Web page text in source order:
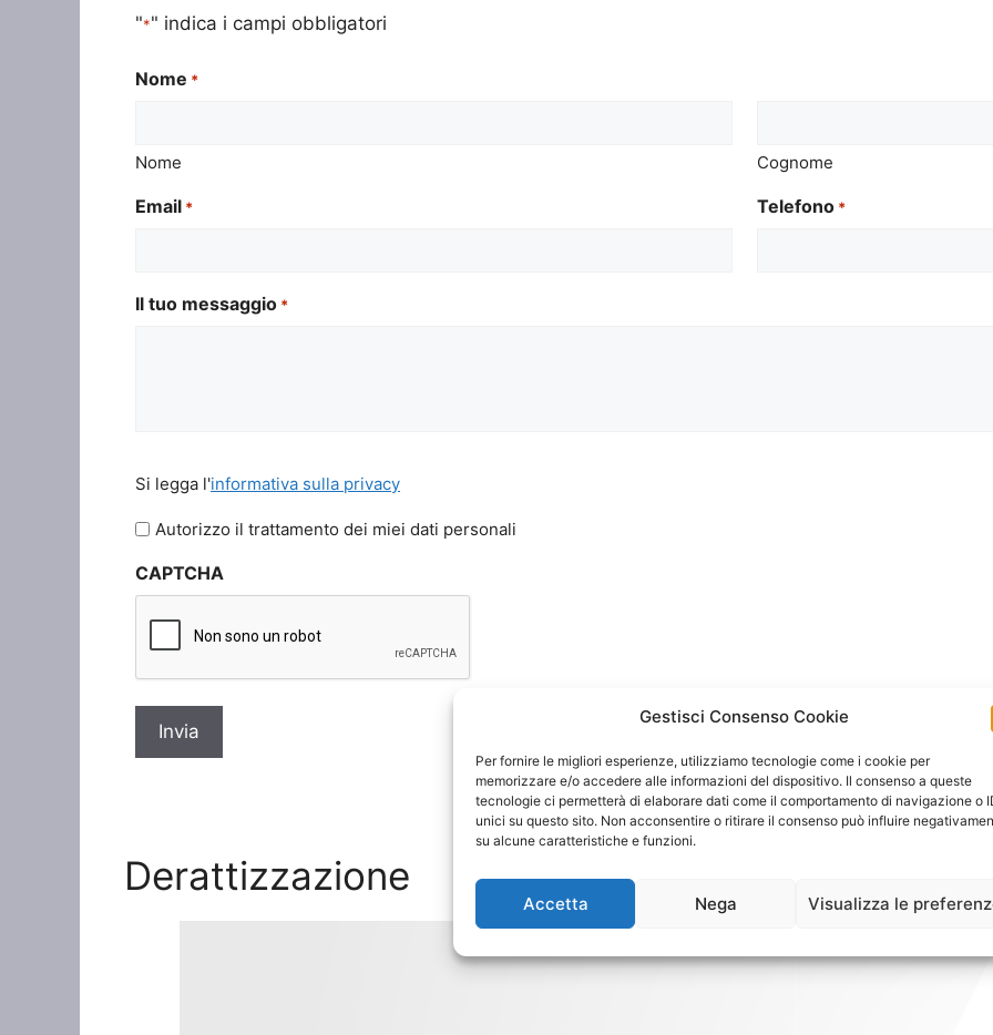
Gestisci Consenso Cookie
Per fornire le migliori esperienze, utilizziamo tecnologie come i cookie per
memorizzare e/o accedere alle informazioni del dispositivo. Il consenso a queste
tecnologie ci permetterà di elaborare dati come il comportamento di navigazione o
unici su questo sito. Non acconsentire o ritirare il consenso può influire
su alcune caratteristiche e funzioni.
Accetta Nega Visualizza le
"*" indica i campi obbligatori
Nome *
Nome Cognome
Email * Telefono *
Il tuo messaggio *
legga
l'informativa
privacy
Si legga l'informativa sulla privacy
Autorizzo il trattamento dei miei dati personali
CAPTCHA
Derattizzazione